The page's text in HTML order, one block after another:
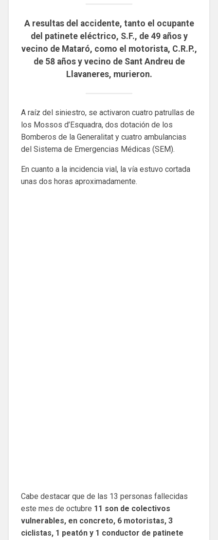
A resultas del accidente, tanto el ocupante
del patinete eléctrico, S.F., de 49 años y
vecino de Mataró, como el motorista, C.R.P.,
de 58 años y vecino de Sant Andreu de
Llavaneres, murieron.
A raíz del siniestro, se activaron cuatro patrullas de
los Mossos d’Esquadra, dos dotación de los
Bomberos de la Generalitat y cuatro ambulancias
del Sistema de Emergencias Médicas (SEM).
En cuanto a la incidencia vial, la vía estuvo cortada
unas dos horas aproximadamente.
Cabe destacar que de las 13 personas fallecidas
este mes de octubre 11 son de colectivos
vulnerables, en concreto, 6 motoristas, 3
ciclistas, 1 peatón y 1 conductor de patinete